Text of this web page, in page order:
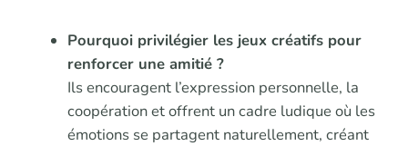
Pourquoi privilégier les jeux créatifs pour
renforcer une amitié ?
Ils encouragent l’expression personnelle, la
coopération et offrent un cadre ludique où les
émotions se partagent naturellement, créant